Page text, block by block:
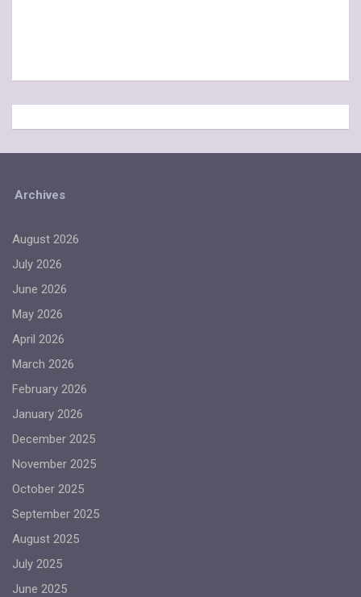
Archives
August 2026
July 2026
June 2026
May 2026
April 2026
March 2026
February 2026
January 2026
December 2025
November 2025
October 2025
September 2025
August 2025
July 2025
June 2025